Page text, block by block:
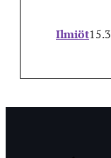
Ilmiöt